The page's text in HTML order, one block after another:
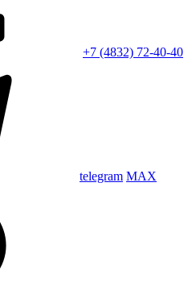
+7 (4832) 72-40-40
telegram MAX